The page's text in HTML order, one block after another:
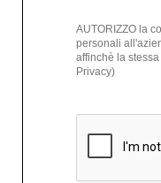
AUTORIZZO la
personali
affinchè la
Privacy)